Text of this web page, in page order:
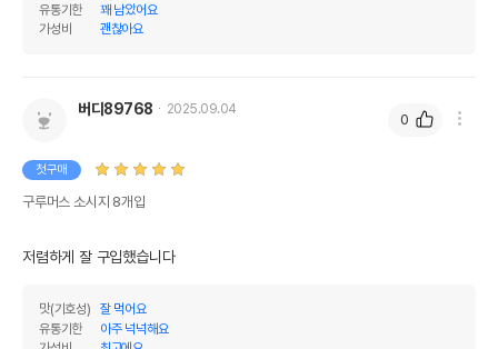
제조국 또는 원산지
AS책임자와 전화번호
전화번호
유통기한
꽤 남았어요
가성비
괜찮아요
버디89768 2025.09.04
첫구매
구루머스 소시지 8개입
저렴하게 잘 구입했습니다
맛(기호성)
잘 먹어요
유통기한
아주 넉넉해요
0